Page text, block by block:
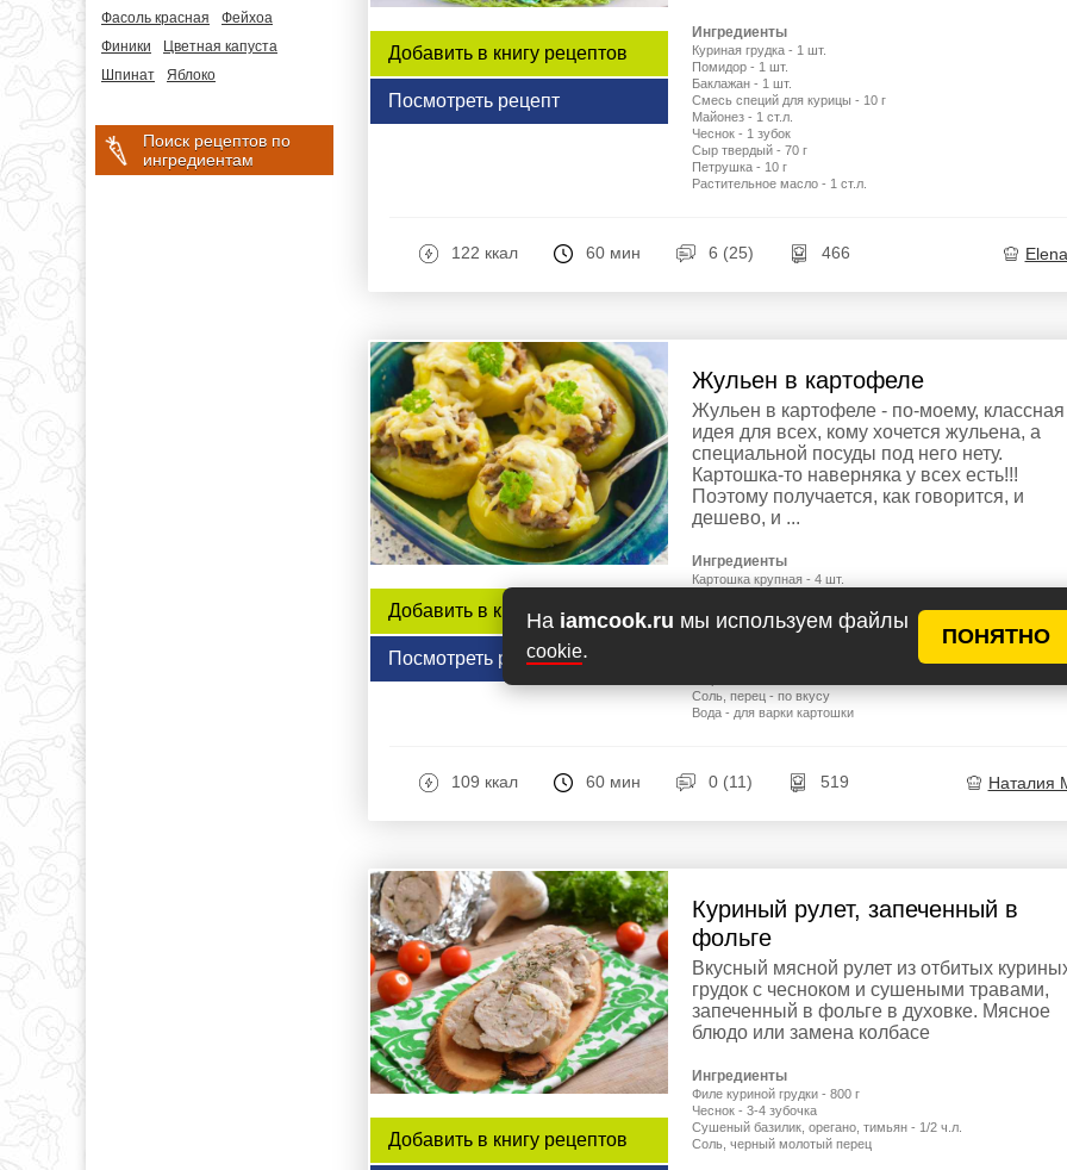
На iamcook.ru мы используем файлы
cookie.
ПОНЯТНО
Фасоль красная
Фейхоа
Финики
Цветная капуста
Шпинат
Яблоко
Поиск рецептов по
ингредиентам
Добавить в книгу рецептов
Посмотреть рецепт
Ингредиенты
Куриная грудка - 1 шт.
Помидор - 1 шт.
Баклажан - 1 шт.
Смесь специй для курицы - 10 г
Майонез - 1 ст.л.
Чеснок - 1 зубок
Сыр твердый - 70 г
Петрушка - 10 г
Растительное масло - 1 ст.л.
122 ккал 60 мин 6 (25) 466
Добавить в книгу рецептов
Посмотреть рецепт
Жульен в картофеле
Жульен в картофеле - по-моему, классная
идея для всех, кому хочется жульена, а
специальной посуды под него нету.
Картошка-то наверняка у всех есть!!!
Поэтому получается, как говорится, и
дешево, и ...
Ингредиенты
Картошка крупная - 4 шт.
Шампиньоны - 3 шт.
Соль, перец - по вкусу
Вода - для варки картошки
109 ккал 60 мин 0 (11) 519 Наталия
Добавить в книгу рецептов
Куриный рулет, запеченный в
фольге
Вкусный мясной рулет из отбитых
грудок с чесноком и сушеными травами,
запеченный в фольге в духовке. Мясное
блюдо или замена колбасе
Ингредиенты
Филе куриной грудки - 800 г
Чеснок - 3-4 зубочка
Сушеный базилик, орегано, тимьян - 1/2 ч.л.
Соль, черный молотый перец